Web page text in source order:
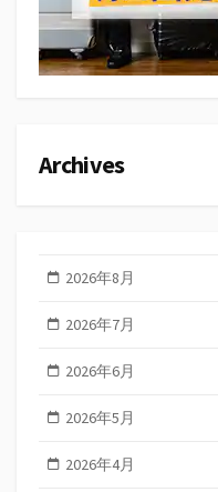
Archives
2026年8月
2026年7月
2026年6月
2026年5月
2026年4月